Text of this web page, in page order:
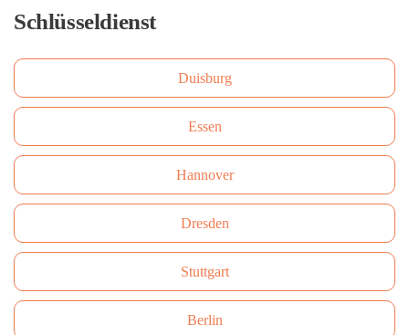
Schlüsseldienst
Duisburg
Essen
Hannover
Dresden
Stuttgart
Berlin